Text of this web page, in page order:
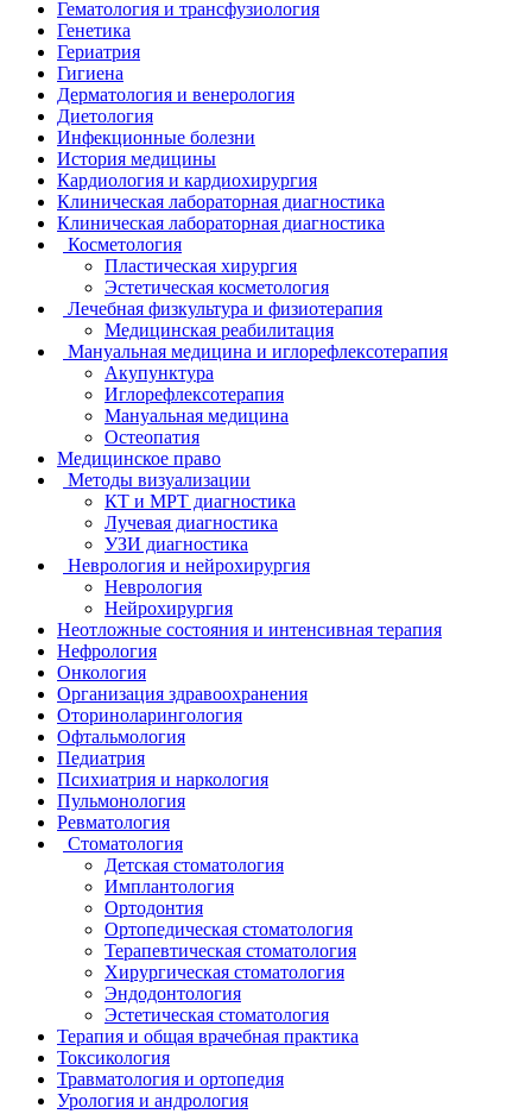
Гематология и трансфузиология
Генетика
Гериатрия
Гигиена
Дерматология и венерология
Диетология
Инфекционные болезни
История медицины
Кардиология и кардиохирургия
Клиническая лабораторная диагностика
Клиническая лабораторная диагностика
Косметология
Пластическая хирургия
Эстетическая косметология
Лечебная физкультура и физиотерапия
Медицинская реабилитация
Мануальная медицина и иглорефлексотерапия
Акупунктура
Иглорефлексотерапия
Мануальная медицина
Остеопатия
Медицинское право
Методы визуализации
КТ и МРТ диагностика
Лучевая диагностика
УЗИ диагностика
Неврология и нейрохирургия
Неврология
Нейрохирургия
Неотложные состояния и интенсивная терапия
Нефрология
Онкология
Организация здравоохранения
Оториноларингология
Офтальмология
Педиатрия
Психиатрия и наркология
Пульмонология
Ревматология
Стоматология
Детская стоматология
Имплантология
Ортодонтия
Ортопедическая стоматология
Терапевтическая стоматология
Хирургическая стоматология
Эндодонтология
Эстетическая стоматология
Терапия и общая врачебная практика
Токсикология
Травматология и ортопедия
Урология и андрология